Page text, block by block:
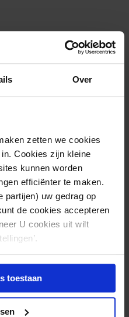
Over
zetten we cookies
Cookies zijn kleine
kunnen worden
efficiënter te maken.
partijen) uw gedrag op
de cookies accepteren
U cookies uit wilt
toestaan
is een